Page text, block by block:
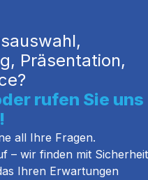
Präsentation,
rufen Sie uns
all Ihre Fragen.
– wir finden mit Sicherheit
Ihren Erwartungen